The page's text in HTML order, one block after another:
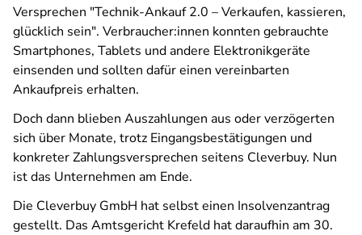
Versprechen "Technik-Ankauf 2.0 – Verkaufen, kassieren,
glücklich sein". Verbraucher:innen konnten gebrauchte
Smartphones, Tablets und andere Elektronikgeräte
einsenden und sollten dafür einen vereinbarten
Ankaufpreis erhalten.
Doch dann blieben Auszahlungen aus oder verzögerten
sich über Monate, trotz Eingangsbestätigungen und
konkreter Zahlungsversprechen seitens Cleverbuy. Nun
ist das Unternehmen am Ende.
Die Cleverbuy GmbH hat selbst einen Insolvenzantrag
gestellt. Das Amtsgericht Krefeld hat daraufhin am 30.